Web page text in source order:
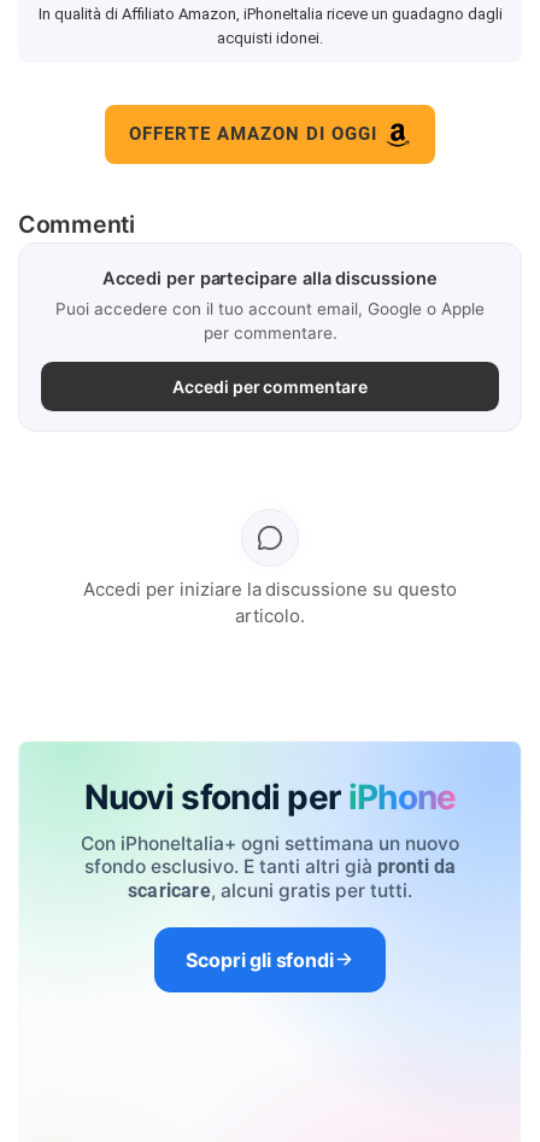
In qualità di Affiliato Amazon, iPhoneItalia riceve un guadagno dagli
acquisti idonei.
OFFERTE AMAZON DI OGGI
Commenti
Accedi per partecipare alla discussione
Puoi accedere con il tuo account email, Google o Apple
per commentare.
Accedi per commentare
Accedi per iniziare la discussione su questo
articolo.
Nuovi sfondi per iPhone
Con iPhoneItalia+ ogni settimana un nuovo
sfondo esclusivo. E tanti altri già pronti da
scaricare, alcuni gratis per tutti.
Scopri gli sfondi